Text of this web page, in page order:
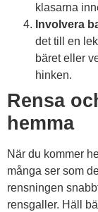
klasarna
Involvera
det till en
bäret eller
hinken.
Rensa
hemma
När du kommer
många ser som
rensningen
rensgaller. Häll